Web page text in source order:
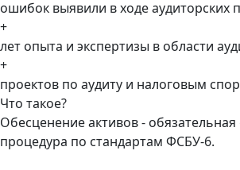
ошибок выявили в ходе аудиторских
+
лет опыта и экспертизы в области
+
проектов по аудиту и налоговым
Что такое?
Обесценение активов -
процедура по стандартам ФСБУ-6.